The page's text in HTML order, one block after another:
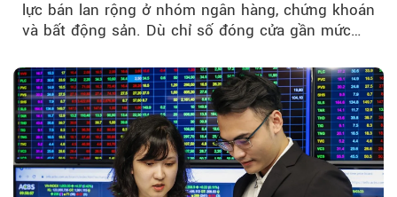
lực bán lan rộng ở nhóm ngân hàng, chứng khoán
và bất động sản. Dù chỉ số đóng cửa gần mức